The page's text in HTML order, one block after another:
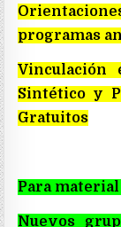
programas
Vinculación
Sintético y
Gratuitos
Para
Nuevos